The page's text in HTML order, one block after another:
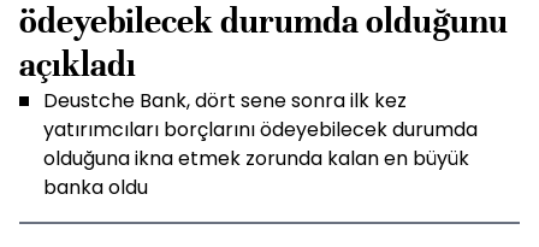
ödeyebilecek durumda olduğunu
açıkladı
Deustche Bank, dört sene sonra ilk kez
yatırımcıları borçlarını ödeyebilecek durumda
olduğuna ikna etmek zorunda kalan en büyük
banka oldu